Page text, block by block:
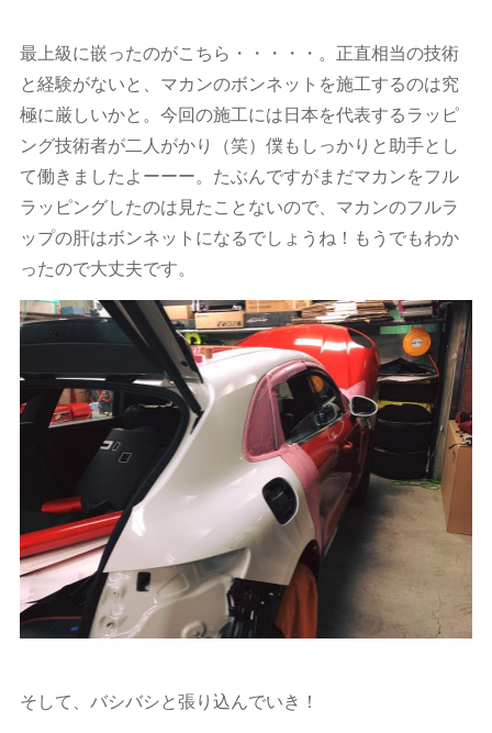
最上級に嵌ったのがこちら・・・・・。正直相当の技術
と経験がないと、マカンのボンネットを施工するのは究
極に厳しいかと。今回の施工には日本を代表するラッピ
ング技術者が二人がかり（笑）僕もしっかりと助手とし
て働きましたよーーー。たぶんですがまだマカンをフル
ラッピングしたのは見たことないので、マカンのフルラ
ップの肝はボンネットになるでしょうね！もうでもわか
ったので大丈夫です。
そして、バシバシと張り込んでいき！